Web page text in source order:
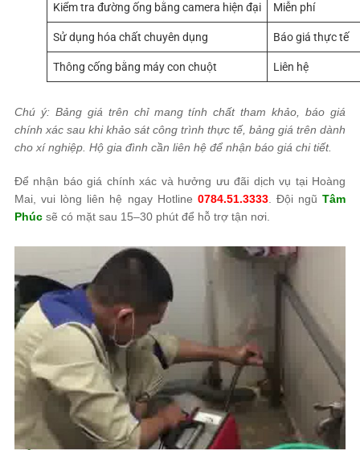
Kiểm tra đường ống bằng camera hiện đại Miễn phí
Sử dụng hóa chất chuyên dụng Báo giá thực tế
Thông cống bằng máy con chuột Liên hệ
Chú ý: Bảng giá trên chỉ mang tính chất tham khảo, báo giá
chính xác sau khi khảo sát công trình thực tế, bảng giá trên dành
cho xí nghiệp. Hộ gia đình cần liên hệ để nhận báo giá chi tiết.
Để nhận báo giá chính xác và hưởng ưu đãi dịch vụ tại Hoàng
Mai, vui lòng liên hệ ngay Hotline 0784.51.3333. Đội ngũTâm
Phúc sẽ có mặt sau 15–30 phút để hỗ trợ tận nơi.